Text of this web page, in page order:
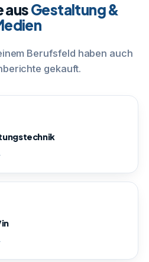
ausGestaltung &
Berufsfeld haben auch
gekauft.